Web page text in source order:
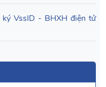
VssID - BHXH điện tử